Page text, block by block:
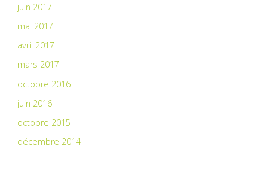
juin 2017
mai 2017
avril 2017
mars 2017
octobre 2016
juin 2016
octobre 2015
décembre 2014